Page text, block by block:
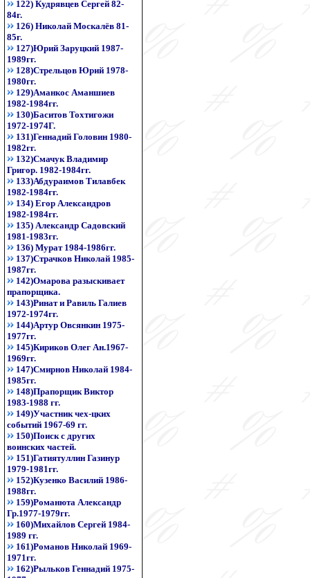
122) Кудрявцев Сергей 82-
84г.
126) Николай Москалёв 81-
85г.
127)Юрий Заруцкий 1987-
1989гг.
128)Стрельцов Юрий 1978-
1980гг.
129)Аманкос Аманшиев
1982-1984гг.
130)Баситов Тохтигожи
1972-1974Г.
131)Геннадий Головин 1980-
1982гг.
132)Смачук Владимир
Григор. 1982-1984гг.
133)Абдураимов Тилавбек
1982-1984гг.
134) Егор Александров
1982-1984гг.
135) Александр Садовский
1981-1983гг.
136) Мурат 1984-1986гг.
137)Страчков Николай 1985-
1987гг.
142)Омарова разыскивает
прапорщика.
143)Ринат и Равиль Галиев
1972-1974гг.
144)Артур Овсянкин 1975-
1977гг.
145)Кириков Олег Ан.1967-
1969гг.
147)Смирнов Николай 1984-
1985гг.
148)Прапорщик Виктор
1983-1988 гг.
149)Участник чех-цких
событий 1967-69 гг.
150)Поиск с других
воинских частей.
151)Гатиятуллин Газинур
1979-1981гг.
152)Кузенко Василий 1986-
1988гг.
159)Романюта Александр
Гр.1977-1979гг.
160)Михайлов Сергей 1984-
1989 гг.
161)Романов Николай 1969-
1971гг.
162)Рыльков Геннадий 1975-